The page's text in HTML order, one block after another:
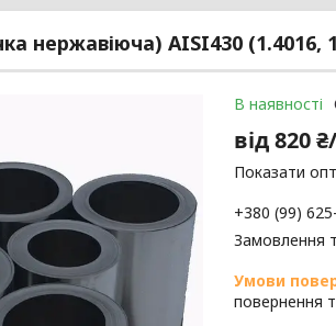
нержавіюча) AISI430 (1.4016,
В наявності
від820
Показати
+380 (99)
Замовлення
повернення